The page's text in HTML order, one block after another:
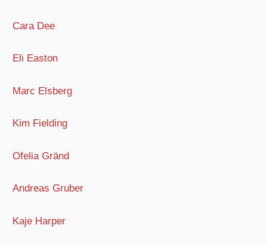
Cara Dee
Eli Easton
Marc Elsberg
Kim Fielding
Ofelia Gränd
Andreas Gruber
Kaje Harper